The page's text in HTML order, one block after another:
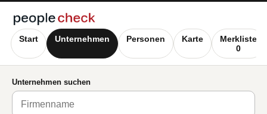
Start Unternehmen Personen Karte
Merkliste
0
Unternehmen suchen